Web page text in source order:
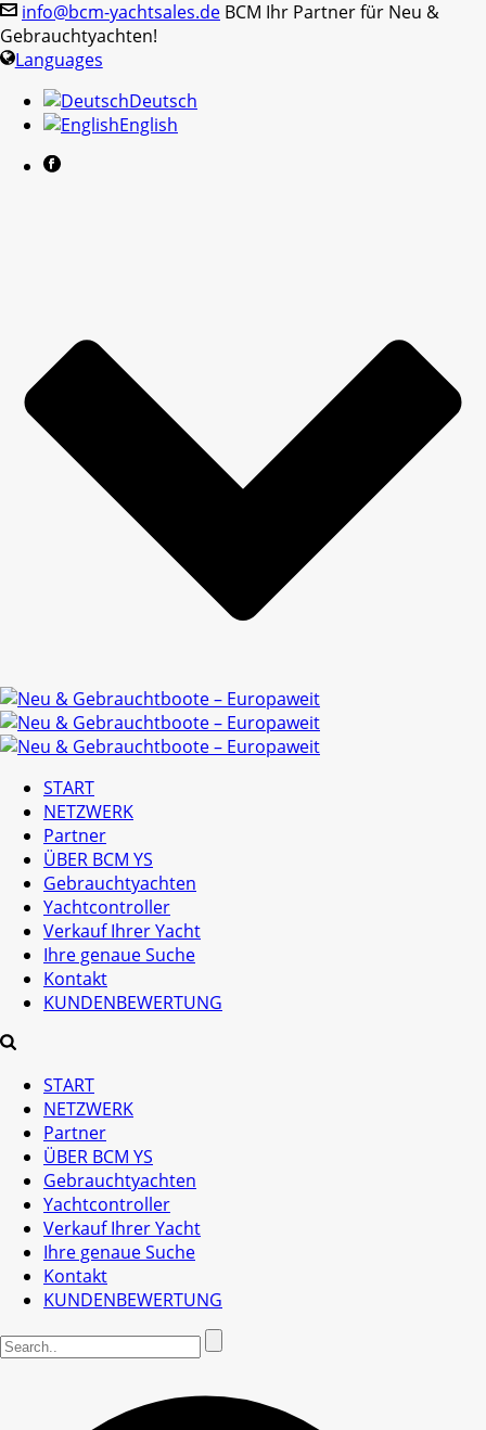
info@bcm-yachtsales.de BCM Ihr Partner für Neu &
Gebrauchtyachten!
Languages
Deutsch
English
START
NETZWERK
Partner
ÜBER BCM YS
Gebrauchtyachten
Yachtcontroller
Verkauf Ihrer Yacht
Ihre genaue Suche
Kontakt
KUNDENBEWERTUNG
START
NETZWERK
Partner
ÜBER BCM YS
Gebrauchtyachten
Yachtcontroller
Verkauf Ihrer Yacht
Ihre genaue Suche
Kontakt
KUNDENBEWERTUNG